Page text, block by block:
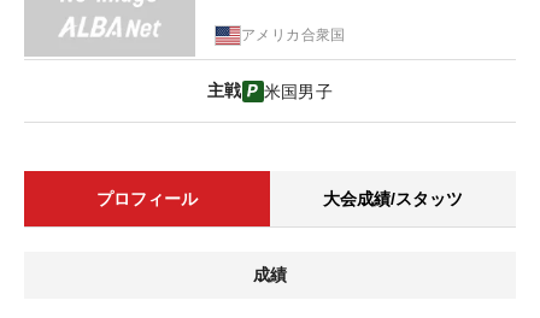
アメリカ合衆国
主戦 米国男子
プロフィール 大会成績/スタッツ
成績